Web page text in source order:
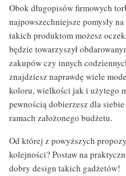
Obok długopisów firmowych
najpowszechniejsze pomysły
takich produktom możesz
będzie towarzyszył
zakupów czy innych
znajdziesz naprawdę wiele
koloru, wielkości jak i użytego
pewnością dobierzesz dla
ramach założonego budżetu.
Od której z powyższych
kolejności? Postaw na
dobry design takich gadżetów!